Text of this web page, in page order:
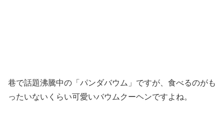
巷で話題沸騰中の「パンダバウム」ですが、食べるのがも
ったいないくらい可愛いバウムクーヘンですよね。